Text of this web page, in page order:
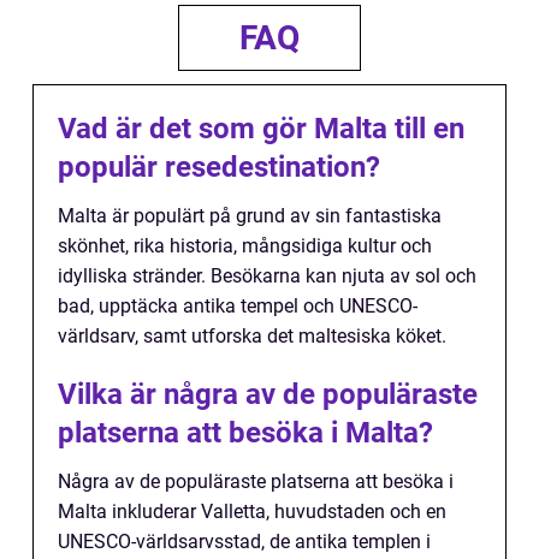
FAQ
Vad är det som gör Malta till en
populär resedestination?
Malta är populärt på grund av sin fantastiska
skönhet, rika historia, mångsidiga kultur och
idylliska stränder. Besökarna kan njuta av sol och
bad, upptäcka antika tempel och UNESCO-
världsarv, samt utforska det maltesiska köket.
Vilka är några av de populäraste
platserna att besöka i Malta?
Några av de populäraste platserna att besöka i
Malta inkluderar Valletta, huvudstaden och en
UNESCO-världsarvsstad, de antika templen i